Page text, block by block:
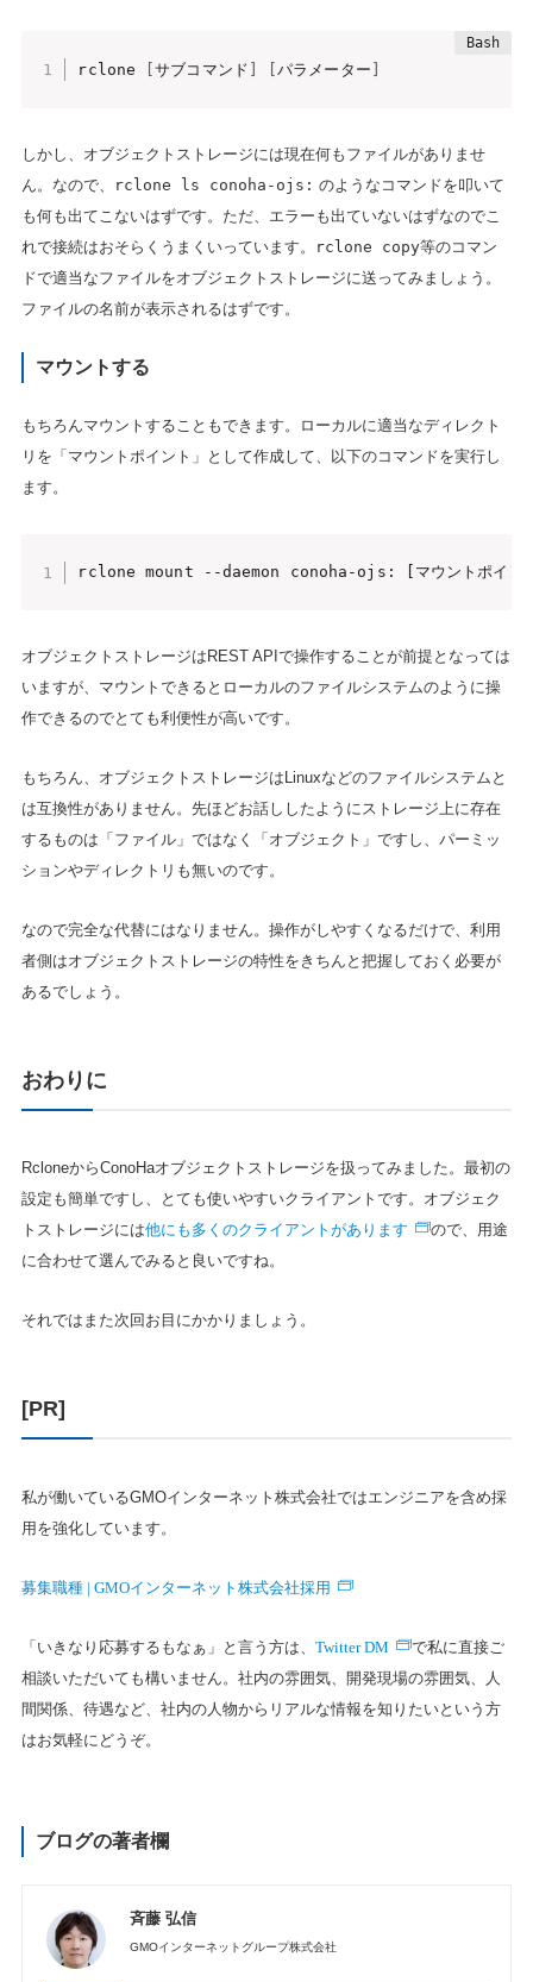
rclone [サブコマンド [パラメーター
しかし、オブジェクトストレージには現在何もファイルがありませ
ん。なので、
rclone ls conoha-ojs: のようなコマンドを叩いて
も何も出てこないはずです。ただ、エラーも出ていないはずなのでこ
れで接続はおそらくうまくいっています。
rclone copy等のコマン
ドで適当なファイルをオブジェクトストレージに送ってみましょう。
ファイルの名前が表示されるはずです。
マウントする
もちろんマウントすることもできます。ローカルに適当なディレクト
リを「マウントポイント」として作成して、以下のコマンドを実行し
ます。
rclone mount --daemon conoha-ojs: [マウントポイン
オブジェクトストレージはREST APIで操作することが前提となっては
いますが、マウントできるとローカルのファイルシステムのように操
作できるのでとても利便性が高いです。
もちろん、オブジェクトストレージはLinuxなどのファイルシステムと
は互換性がありません。先ほどお話ししたようにストレージ上に存在
するものは「ファイル」ではなく「オブジェクト」ですし、パーミッ
ションやディレクトリも無いのです。
なので完全な代替にはなりません。操作がしやすくなるだけで、利用
者側はオブジェクトストレージの特性をきちんと把握しておく必要が
あるでしょう。
おわりに
RcloneからConoHaオブジェクトストレージを扱ってみました。最初の
設定も簡単ですし、とても使いやすいクライアントです。オブジェク
トストレージには他にも多くのクライアントがあります
ので、用途
に合わせて選んでみると良いですね。
それではまた次回お目にかかりましょう。
[PR]
私が働いているGMOインターネット株式会社ではエンジニアを含め採
用を強化しています。
募集職種 | GMOインターネット株式会社採用
「いきなり応募するもなぁ」と言う方は、 Twitter DM
で私に直接ご
相談いただいても構いません。社内の雰囲気、開発現場の雰囲気、人
間関係、待遇など、社内の人物からリアルな情報を知りたいという方
はお気軽にどうぞ。
ブログの著者欄
斉藤 弘信
GMOインターネットグループ株式会社